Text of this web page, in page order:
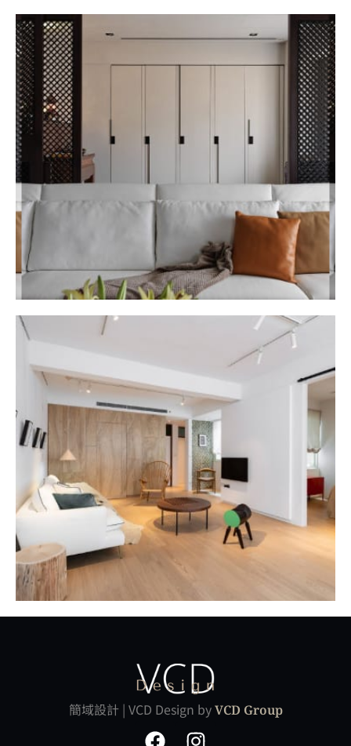
大安アパートホテル
HOME DESIGN
MORE
簡域設計 | VCD Design byVCD Group